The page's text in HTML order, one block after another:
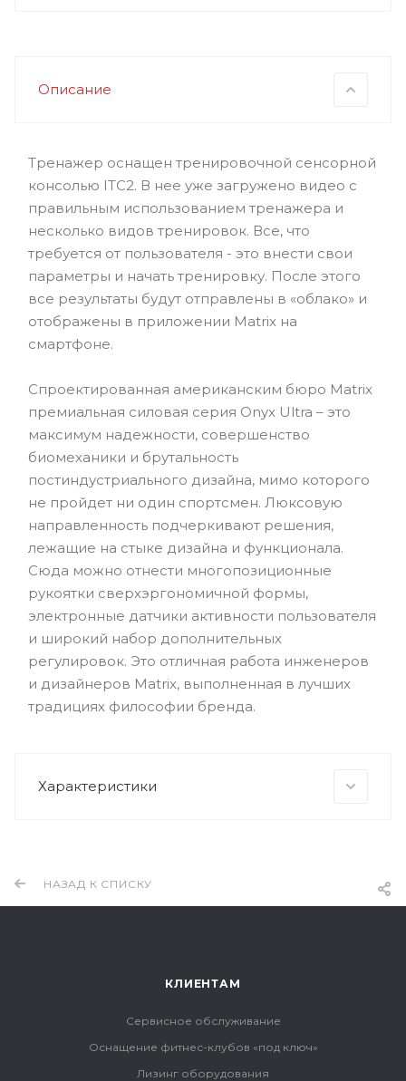
Описание
Тренажер оснащен тренировочной сенсорной
консолью ITC2. В нее уже загружено видео с
правильным использованием тренажера и
несколько видов тренировок. Все, что
требуется от пользователя - это внести свои
параметры и начать тренировку. После этого
все результаты будут отправлены в «облако» и
отображены в приложении Matrix на
смартфоне.
Спроектированная американским бюро Matrix
премиальная силовая серия Onyx Ultra – это
максимум надежности, совершенство
биомеханики и брутальность
постиндустриального дизайна, мимо которого
не пройдет ни один спортсмен. Люксовую
направленность подчеркивают решения,
лежащие на стыке дизайна и функционала.
Сюда можно отнести многопозиционные
рукоятки сверхэргономичной формы,
электронные датчики активности пользователя
и широкий набор дополнительных
регулировок. Это отличная работа инженеров
и дизайнеров Matrix, выполненная в лучших
традициях философии бренда.
Характеристики
НАЗАД К СПИСКУ
КЛИЕНТАМ
Сервисное обслуживание
Оснащение фитнес-клубов «под ключ»
Лизинг оборудования